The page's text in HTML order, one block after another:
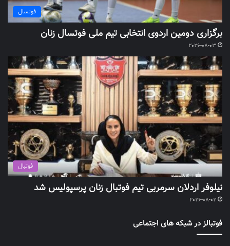
فوتسال
برگزاری دومین اردوی انتخابی تیم ملی فوتسال زنان
2026-08-03
فوتبال
نیلوفر اردلان سرمربی تیم فوتبال زنان پرسپولیس شد
2026-08-02
فوتبالز در شبکه های اجتماعی